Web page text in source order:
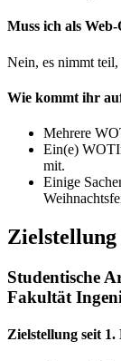
Muss ich als
Nein, es nimmt
Wie kommt ihr
Mehrere
Ein(e)
mit.
Einige
Studentische
Fakultät
Zielstellung seit 1.